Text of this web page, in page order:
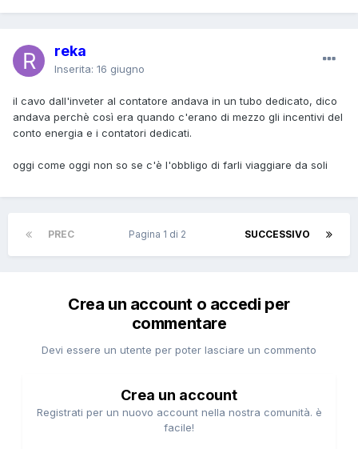
reka
Inserita: 16 giugno
il cavo dall'inveter al contatore andava in un tubo dedicato, dico
andava perchè così era quando c'erano di mezzo gli incentivi del
conto energia e i contatori dedicati.
oggi come oggi non so se c'è l'obbligo di farli viaggiare da soli
PREC SUCCESSIVO
Pagina 1 di 2
Crea un account o accedi per
commentare
Devi essere un utente per poter lasciare un commento
Crea un account
Registrati per un nuovo account nella nostra comunità. è
facile!